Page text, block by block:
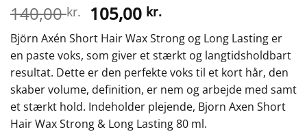
140,00kr. Den
oprindelige
pris
var:
140,00 kr..
105,00 kr.Den
aktuelle
pris
er:
105,00 kr..
Björn Axén Short Hair Wax Strong og Long Lasting er
en paste voks, som giver et stærkt og langtidsholdbart
resultat. Dette er den perfekte voks til et kort hår, den
skaber volume, definition, er nem og arbejde med samt
et stærkt hold. Indeholder plejende, Bjorn Axen Short
Hair Wax Strong & Long Lasting 80 ml.